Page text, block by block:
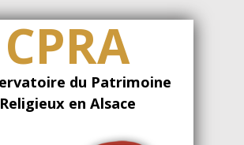
CPRA
du Patrimoine
Religieux en Alsace